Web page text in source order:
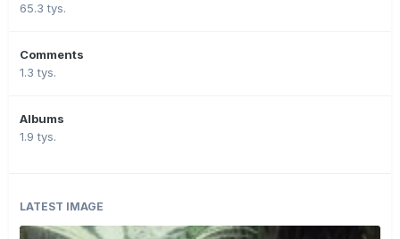
65.3 tys.
Comments
1.3 tys.
Albums
1.9 tys.
LATEST IMAGE